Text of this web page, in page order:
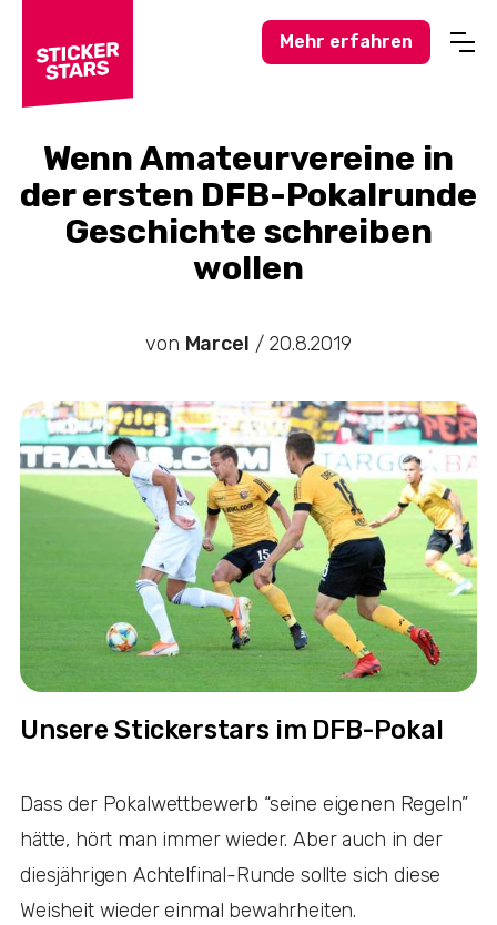
Amateursport
Feuerwehr-News
Karneval-Action
Business-Welt
Stickerstars-News
Sonstiges
Treueaktionen
Mehr erfahren
Wenn Amateurvereine in
der ersten DFB-Pokalrunde
Geschichte schreiben
wollen
von Marcel / 20.8.2019
Unsere Stickerstars im DFB-Pokal
Dass der Pokalwettbewerb “seine eigenen Regeln”
hätte, hört man immer wieder. Aber auch in der
diesjährigen Achtelfinal-Runde sollte sich diese
Weisheit wieder einmal bewahrheiten.